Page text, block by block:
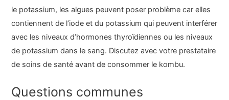
le potassium, les algues peuvent poser problème car elles
contiennent de l’iode et du potassium qui peuvent interférer
avec les niveaux d’hormones thyroïdiennes ou les niveaux
de potassium dans le sang. Discutez avec votre prestataire
de soins de santé avant de consommer le kombu.
Questions communes